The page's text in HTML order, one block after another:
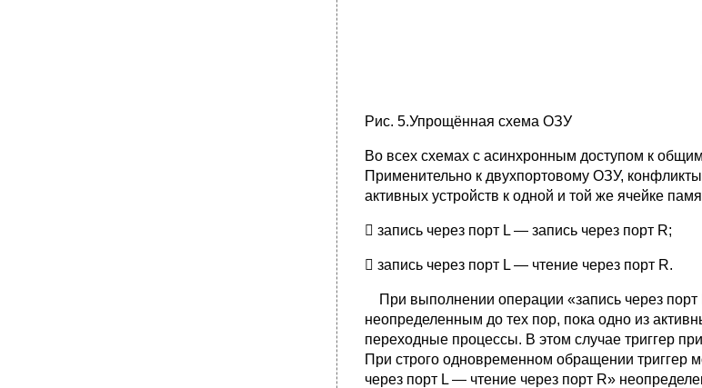
Рис. 5.Упрощённая схема ОЗУ
Во всех схемах с асинхронным доступом к
Применительно к двухпортовому ОЗУ,
активных устройств к одной и той же ячейке
 запись через порт L — запись через порт R;
 запись через порт L — чтение через порт R.
При выполнении операции «запись через порт
неопределенным до тех пор, пока одно из
переходные процессы. В этом случае триггер
При строго одновременном обращении триггер
через порт L — чтение через порт R»